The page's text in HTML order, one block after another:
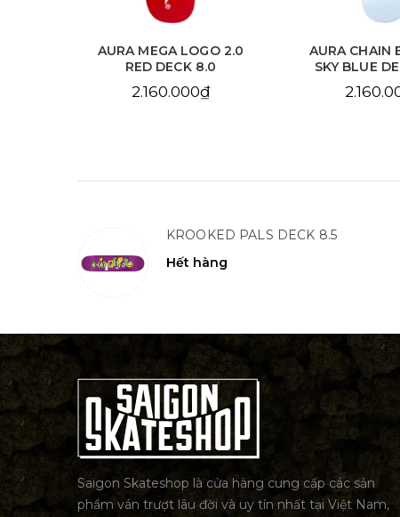
AURA MEGA LOGO 2.0
RED DECK 8.0
2.160.000₫
AURA CHAIN
SKY BLUE
KROOKED PALS DECK 8.5
Hết hàng
Saigon Skateshop là cửa hàng cung cấp các sản
phẩm ván trượt lâu đời và uy tín nhất tại Việt Nam,